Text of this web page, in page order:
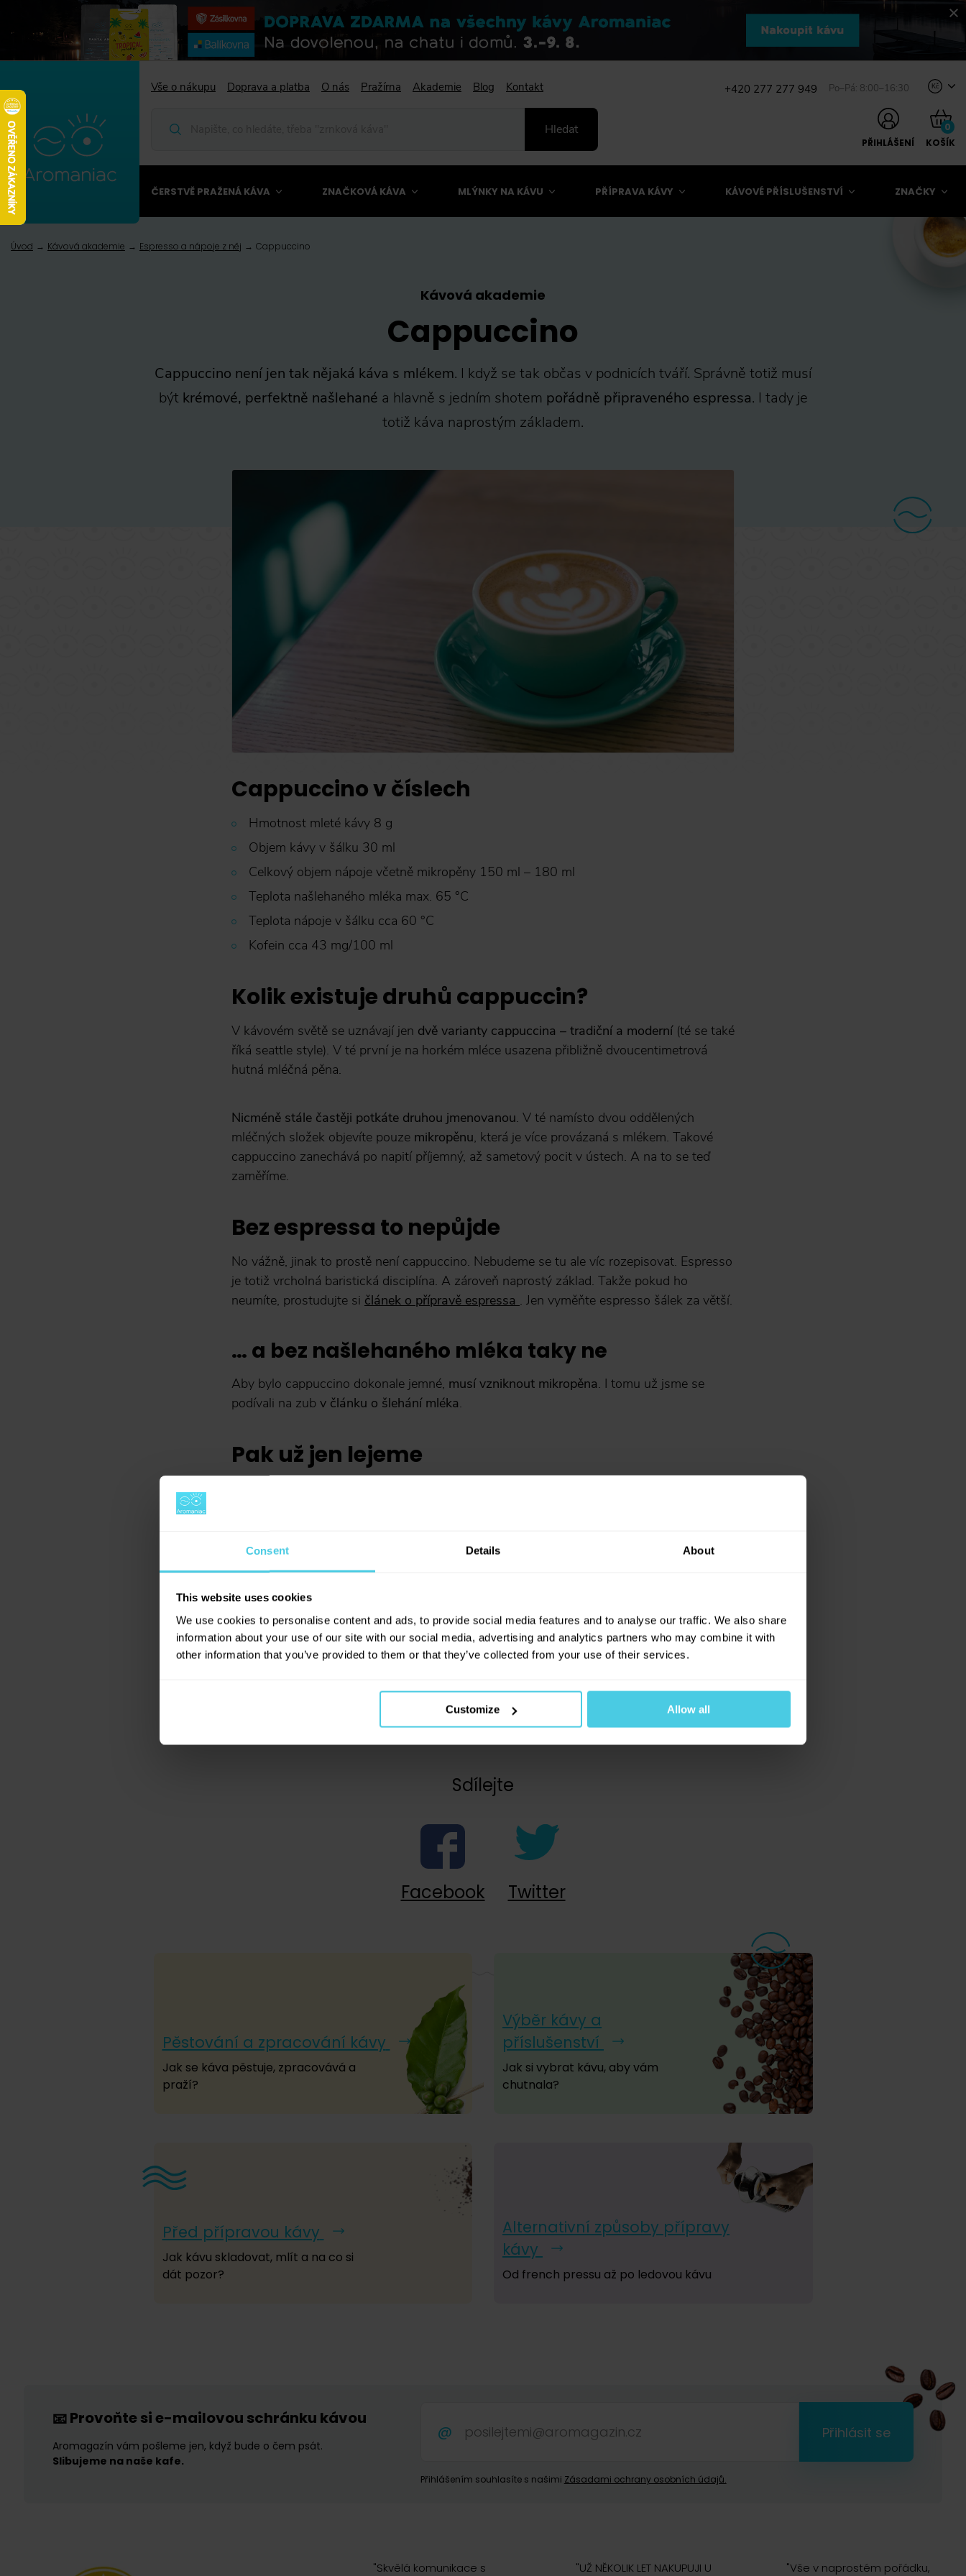
Consent Details About
This website uses cookies
We use cookies to personalise content and ads, to provide social media features and to analyse our traffic. We also share
information about your use of our site with our social media, advertising and analytics partners who may combine it with
other information that you’ve provided to them or that they’ve collected from your use of their services.
Customize Allow all
Vše o nákupu Doprava a platba O nás Pražírna Akademie Blog Kontakt
Hledat
+420 277 277 949 Po–Pá: 8:00–16:30 Kč
PŘIHLÁŠENÍ
0
KOŠÍK
ČERSTVĚ PRAŽENÁ KÁVA ZNAČKOVÁ KÁVA MLÝNKY NA KÁVU PŘÍPRAVA KÁVY KÁVOVÉ PŘÍSLUŠENSTVÍ ZNAČKY
Úvod Kávová akademie Espresso a nápoje z něj Cappuccino
Kávová akademie
Cappuccino
Cappuccino není jen tak nějaká káva s mlékem. I když se tak občas v podnicích tváří. Správně totiž musí
být krémové, perfektně našlehané a hlavně s jedním shotem pořádně připraveného espressa. I tady je
totiž káva naprostým základem.
Cappuccino v číslech
Hmotnost mleté kávy 8 g
Objem kávy v šálku 30 ml
Celkový objem nápoje včetně mikropěny 150 ml – 180 ml
Teplota našlehaného mléka max. 65 °C
Teplota nápoje v šálku cca 60 °C
Kofein cca 43 mg/100 ml
Kolik existuje druhů cappuccin?
V kávovém světě se uznávají jen dvě varianty cappuccina – tradiční a moderní(té se také
říká seattle style). V té první je na horkém mléce usazena přibližně dvoucentimetrová
hutná mléčná pěna.
Nicméně stále častěji potkáte druhou jmenovanou. V té namísto dvou oddělených
mléčných složek objevíte pouze mikropěnu, která je více provázaná s mlékem. Takové
cappuccino zanechává po napití příjemný, až sametový pocit v ústech. A na to se teď
zaměříme.
Bez espressa to nepůjde
No vážně, jinak to prostě není cappuccino. Nebudeme se tu ale víc rozepisovat. Espresso
je totiž vrcholná baristická disciplína. A zároveň naprostý základ. Takže pokud ho
neumíte, prostudujte si článek o přípravě espressa . Jen vyměňte espresso šálek za větší.
… a bez našlehaného mléka taky ne
Aby bylo cappuccino dokonale jemné, musí vzniknout mikropěna. I tomu už jsme se
podívali na zub v článku o šlehání mléka.
Pak už jen lejeme
… nesypeme, ale malujeme
není to škoda? Dobře připravená (a vybraná) káva tohle vůbec nepotřebuje.Chuťově totiž
má dost co nabídnout sama o sobě.
– tedy malování vléváním mléka do kávy.
Sdílejte
Facebook Twitter
Pěstování a zpracování kávy
Jak se káva pěstuje, zpracovává a
praží?
Výběr kávy a
příslušenství
Jak si vybrat kávu, aby vám
chutnala?
Před přípravou kávy
Jak kávu skladovat, mlít a na co si
dát pozor?
Alternativní způsoby přípravy
kávy
Od french pressu až po ledovou kávu
📧Provoňte si e-mailovou schránku kávou
Aromagazín vám pošleme jen, když bude o čem psát.
Slibujeme na naše kafe.
Přihlásit se
Přihlášením souhlasíte s našimi Zásadami ochrany osobních údajů.
"Skvělá komunikace s
"UŽ NĚKOLIK LET NAKUPUJI U
"Vše v naprostém pořádku,
Chcete 10% slevu na naši čerstvě praženou kávu
novinkách na našem e-shopu!
Odesláním e-mailové adresy souhlasíte se zasíláním
obchodních sdělení dle